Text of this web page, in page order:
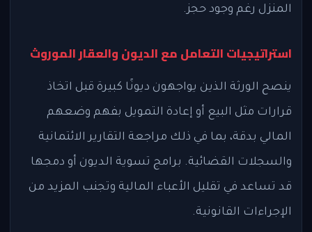
المنزل رغم وجود حجز.
استراتيجيات التعامل مع الديون والعقار الموروث
ينصح الورثة الذين يواجهون ديونًا كبيرة قبل اتخاذ
قرارات مثل البيع أو إعادة التمويل بفهم وضعهم
المالي بدقة، بما في ذلك مراجعة التقارير الائتمانية
والسجلات القضائية. برامج تسوية الديون أو دمجها
قد تساعد في تقليل الأعباء المالية وتجنب المزيد من
الإجراءات القانونية.